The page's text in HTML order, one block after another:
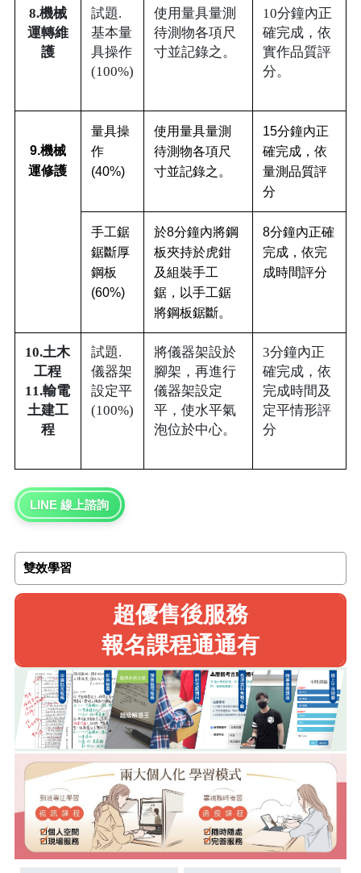
8.機械
運轉維
護
試題.
基本量
具操作
(100%)
使用量具量測
待測物各項尺
寸並記錄之。
10分鐘內正
確完成，依
實作品質評
分。
9.機械
運修護
量具操
作
(40%)
使用量具量測
待測物各項尺
寸並記錄之。
15分鐘內正
確完成，依
量測品質評
分
手工鋸
鋸斷厚
鋼板
(60%)
於8分鐘內將鋼
板夾持於虎鉗
及組裝手工
鋸，以手工鋸
將鋼板鋸斷。
8分鐘內正確
完成，依完
成時間評分
10.土木
工程
11.輸電
土建工
程
試題.
儀器架
設定平
(100%)
將儀器架設於
腳架，再進行
儀器架設定
平，使水平氣
泡位於中心。
3分鐘內正
確完成，依
完成時間及
定平情形評
分
LINE 線上諮詢
雙效學習
超優售後服務
報名課程通通有